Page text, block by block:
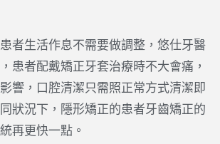
者生活作息不需要做調整，悠仕牙醫
患者配戴矯正牙套治療時不大會痛，
響，口腔清潔只需照正常方式清潔即
狀況下，隱形矯正的患者牙齒矯正的
再更快一點。